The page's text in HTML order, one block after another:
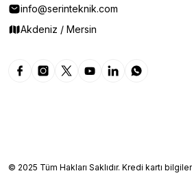
info@serinteknik.com
Akdeniz / Mersin
© 2025 Tüm Hakları Saklıdır. Kredi kartı